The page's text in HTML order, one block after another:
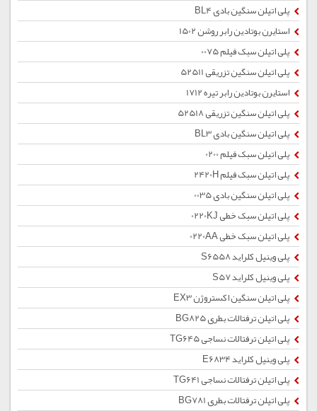
پلی اتیلن سنگین بادی BL4
استایرن بوتادین رابر روشن 1502
پلی اتیلن سبک فیلم 0075
پلی اتیلن سنگین تزریقی 52511
استایرن بوتادین رابر تیره 1712
پلی اتیلن سنگین تزریقی 52518
پلی اتیلن سنگین بادی BL3
پلی اتیلن سبک فیلم 0200
پلی اتیلن سبک فیلم 2420H
پلی اتیلن سنگین بادی 0035
پلی اتیلن سبک خطی 0220KJ
پلی اتیلن سبک خطی 0220AA
پلی وینیل کلراید S6558
پلی وینیل کلراید S57
پلی اتیلن سنگین اکستروژن EX3
پلی اتیلن ترفتالات بطری BG825
پلی اتیلن ترفتالات نساجی TG645
پلی وینیل کلراید E6834
پلی اتیلن ترفتالات نساجی TG641
پلی اتیلن ترفتالات بطری BG781